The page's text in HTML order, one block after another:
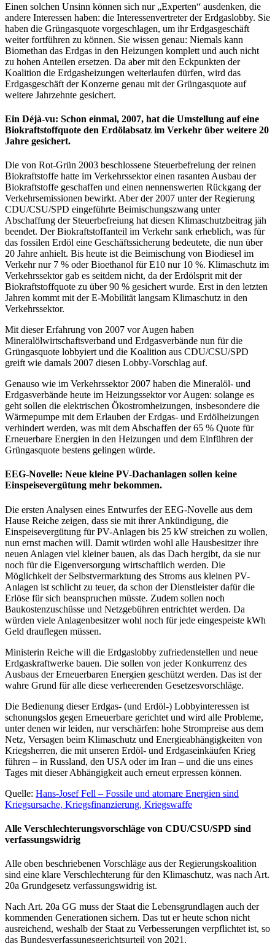
Einen solchen Unsinn können sich nur „Experten“ ausdenken, die
andere Interessen haben: die Interessenvertreter der Erdgaslobby. Sie
haben die Grüngasquote vorgeschlagen, um ihr Erdgasgeschäft
weiter fortführen zu können. Sie wissen genau: Niemals kann
Biomethan das Erdgas in den Heizungen komplett und auch nicht
zu hohen Anteilen ersetzen. Da aber mit den Eckpunkten der
Koalition die Erdgasheizungen weiterlaufen dürfen, wird das
Erdgasgeschäft der Konzerne genau mit der Grüngasquote auf
weitere Jahrzehnte gesichert.
Ein Déjà-vu: Schon einmal, 2007, hat die Umstellung auf eine
Biokraftstoffquote den Erdölabsatz im Verkehr über weitere 20
Jahre gesichert.
Die von Rot-Grün 2003 beschlossene Steuerbefreiung der reinen
Biokraftstoffe hatte im Verkehrssektor einen rasanten Ausbau der
Biokraftstoffe geschaffen und einen nennenswerten Rückgang der
Verkehrsemissionen bewirkt. Aber der 2007 unter der Regierung
CDU/CSU/SPD eingeführte Beimischungszwang unter
Abschaffung der Steuerbefreiung hat diesen Klimaschutzbeitrag jäh
beendet. Der Biokraftstoffanteil im Verkehr sank erheblich, was für
das fossilen Erdöl eine Geschäftssicherung bedeutete, die nun über
20 Jahre anhielt. Bis heute ist die Beimischung von Biodiesel im
Verkehr nur 7 % oder Bioethanol für E10 nur 10 %. Klimaschutz im
Verkehrssektor gab es seitdem nicht, da der Erdölsprit mit der
Biokraftstoffquote zu über 90 % gesichert wurde. Erst in den letzten
Jahren kommt mit der E-Mobilität langsam Klimaschutz in den
Verkehrssektor.
Mit dieser Erfahrung von 2007 vor Augen haben
Mineralölwirtschaftsverband und Erdgasverbände nun für die
Grüngasquote lobbyiert und die Koalition aus CDU/CSU/SPD
greift wie damals 2007 diesen Lobby-Vorschlag auf.
Genauso wie im Verkehrssektor 2007 haben die Mineralöl- und
Erdgasverbände heute im Heizungssektor vor Augen: solange es
geht sollen die elektrischen Ökostromheizungen, insbesondere die
Wärmepumpe mit dem Erlauben der Erdgas- und Erdölheizungen
verhindert werden, was mit dem Abschaffen der 65 % Quote für
Erneuerbare Energien in den Heizungen und dem Einführen der
Grüngasquote bestens gelingen würde.
EEG-Novelle: Neue kleine PV-Dachanlagen sollen keine
Einspeisevergütung mehr bekommen.
Die ersten Analysen eines Entwurfes der EEG-Novelle aus dem
Hause Reiche zeigen, dass sie mit ihrer Ankündigung, die
Einspeisevergütung für PV-Anlagen bis 25 kW streichen zu wollen,
nun ernst machen will. Damit würden wohl alle Hausbesitzer ihre
neuen Anlagen viel kleiner bauen, als das Dach hergibt, da sie nur
noch für die Eigenversorgung wirtschaftlich werden. Die
Möglichkeit der Selbstvermarktung des Stroms aus kleinen PV-
Anlagen ist schlicht zu teuer, da schon der Dienstleister dafür die
Erlöse für sich beanspruchen müsste. Zudem sollen noch
Baukostenzuschüsse und Netzgebühren entrichtet werden. Da
würden viele Anlagenbesitzer wohl noch für jede eingespeiste kWh
Geld drauflegen müssen.
Ministerin Reiche will die Erdgaslobby zufriedenstellen und neue
Erdgaskraftwerke bauen. Die sollen von jeder Konkurrenz des
Ausbaus der Erneuerbaren Energien geschützt werden. Das ist der
wahre Grund für alle diese verheerenden Gesetzesvorschläge.
Die Bedienung dieser Erdgas- (und Erdöl-) Lobbyinteressen ist
schonungslos gegen Erneuerbare gerichtet und wird alle Probleme,
unter denen wir leiden, nur verschärfen: hohe Strompreise aus dem
Netz, Versagen beim Klimaschutz und Energieabhängigkeiten von
Kriegsherren, die mit unseren Erdöl- und Erdgaseinkäufen Krieg
führen – in Russland, den USA oder im Iran – und die uns eines
Tages mit dieser Abhängigkeit auch erneut erpressen können.
Quelle: Hans-Josef Fell – Fossile und atomare Energien sind
Kriegsursache, Kriegsfinanzierung, Kriegswaffe
Alle Verschlechterungsvorschläge von CDU/CSU/SPD sind
verfassungswidrig
Alle oben beschriebenen Vorschläge aus der Regierungskoalition
sind eine klare Verschlechterung für den Klimaschutz, was nach Art.
20a Grundgesetz verfassungswidrig ist.
Nach Art. 20a GG muss der Staat die Lebensgrundlagen auch der
kommenden Generationen sichern. Das tut er heute schon nicht
ausreichend, weshalb der Staat zu Verbesserungen verpflichtet ist, so
das Bundesverfassungsgerichtsurteil von 2021.